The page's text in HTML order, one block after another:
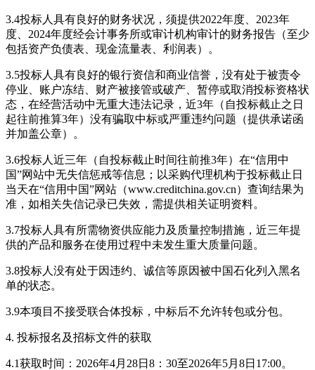
3.4投标人具有良好的财务状况，须提供2022年度、2023年
度、2024年度经会计事务所或审计机构审计的财务报告（至少
包括资产负债表、现金流量表、利润表）。
3.5投标人具有良好的银行资信和商业信誉，没有处于被责令
停业、账户冻结、财产被接管或破产、暂停或取消投标资格状
态，在经营活动中无重大违法记录，近3年（自投标截止之日
起往前推算3年）没有骗取中标或严重违约问题（提供承诺函
并加盖公章）。
3.6投标人近三年（自投标截止时间往前推3年）在“信用中
国”网站中无失信惩戒等信息；以采购代理机构于投标截止日
当天在“信用中国”网站（www.creditchina.gov.cn）查询结果为
准，如相关失信记录已失效，需提供相关证明资料。
3.7投标人具有所需物资供应能力及质量控制措施，近三年提
供的产品和服务在使用过程中未发生重大质量问题。
3.8投标人没有处于因违约、诚信等原因被中国石化列入黑名
单的状态。
3.9本项目不接受联合体投标，中标后不允许转包或分包。
4. 投标报名及招标文件的获取
4.1获取时间：2026年4月28日8：30至2026年5月8日17:00。